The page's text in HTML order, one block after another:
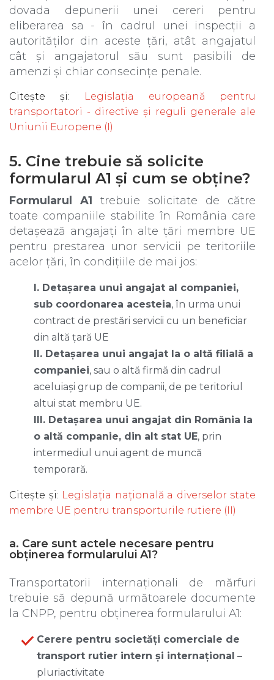
dovada depunerii unei cereri pentru
eliberarea sa - în cadrul unei inspecții a
autorităților din aceste țări, atât angajatul
cât și angajatorul său sunt pasibili de
amenzi și chiar consecințe penale.
Citește și:
Legislația europeană pentru
transportatori - directive și reguli generale ale
Uniunii Europene (I)
5. Cine trebuie să solicite
formularul A1 și cum se obține?
Formularul A1 trebuie solicitate de către
toate companiile stabilite în România care
detașează angajați în alte țări membre UE
pentru prestarea unor servicii pe teritoriile
acelor țări, în condițiile de mai jos:
I. Detaşarea unui angajat al companiei,
sub coordonarea acesteia, în urma unui
contract de prestări servicii cu un beneficiar
din altă țară UE
II. Detașarea unui angajat la o altă filială a
companiei, sau o altă firmă din cadrul
aceluiași grup de companii, de pe teritoriul
altui stat membru UE.
III. Detașarea unui angajat din România la
o altă companie, din alt stat UE, prin
intermediul unui agent de muncă
temporară.
Citește și: Legislația națională a diverselor state
membre UE pentru transporturile rutiere (II)
a. Care sunt actele necesare pentru
obținerea formularului A1?
Transportatorii internaționali de mărfuri
trebuie să depună următoarele documente
la CNPP, pentru obținerea formularului A1:
Cerere pentru societăți comerciale de
transport rutier intern și internațional –
pluriactivitate